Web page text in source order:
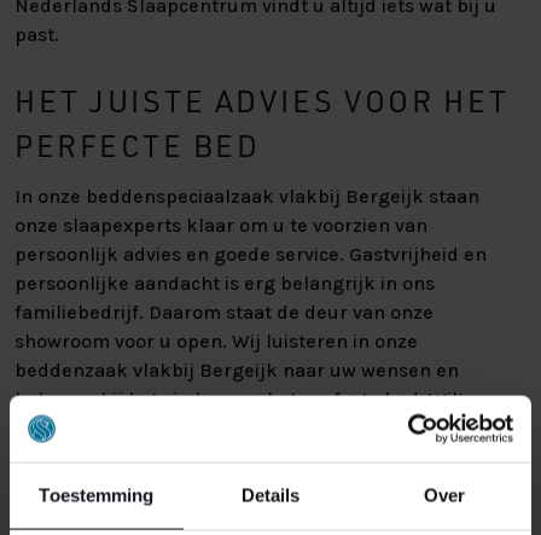
Toestemming Details Over
Nederlands Slaapcentrum vindt u altijd iets wat bij u
past.
HET JUISTE ADVIES VOOR HET
PERFECTE BED
In onze beddenspeciaalzaak vlakbij Bergeijk staan
onze slaapexperts klaar om u te voorzien van
persoonlijk advies en goede service. Gastvrijheid en
persoonlijke aandacht is erg belangrijk in ons
familiebedrijf. Daarom staat de deur van onze
showroom voor u open. Wij luisteren in onze
beddenzaak vlakbij Bergeijk naar uw wensen en
helpen u bij het vinden van het perfecte bed. Wilt u een
bed dat aansluit bij uw interieur? Wij bieden diverse
dat bij u past. Zo bent u in onze beddenwinkel vlakbij